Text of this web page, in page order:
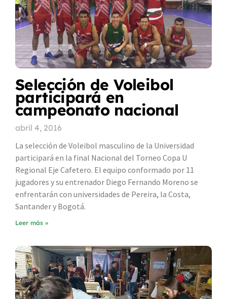
Selección de Voleibol
participará en
campeonato nacional
abril 4, 2016
La selección de Voleibol masculino de la Universidad
participará en la final Nacional del Torneo Copa U
Regional Eje Cafetero. El equipo conformado por 11
jugadores y su entrenador Diego Fernando Moreno se
enfrentarán con universidades de Pereira, la Costa,
Santander y Bogotá.
Leer más »